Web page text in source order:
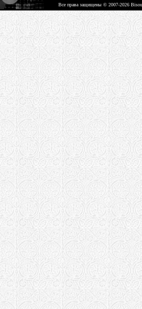
Все права защищены © 2007-2026